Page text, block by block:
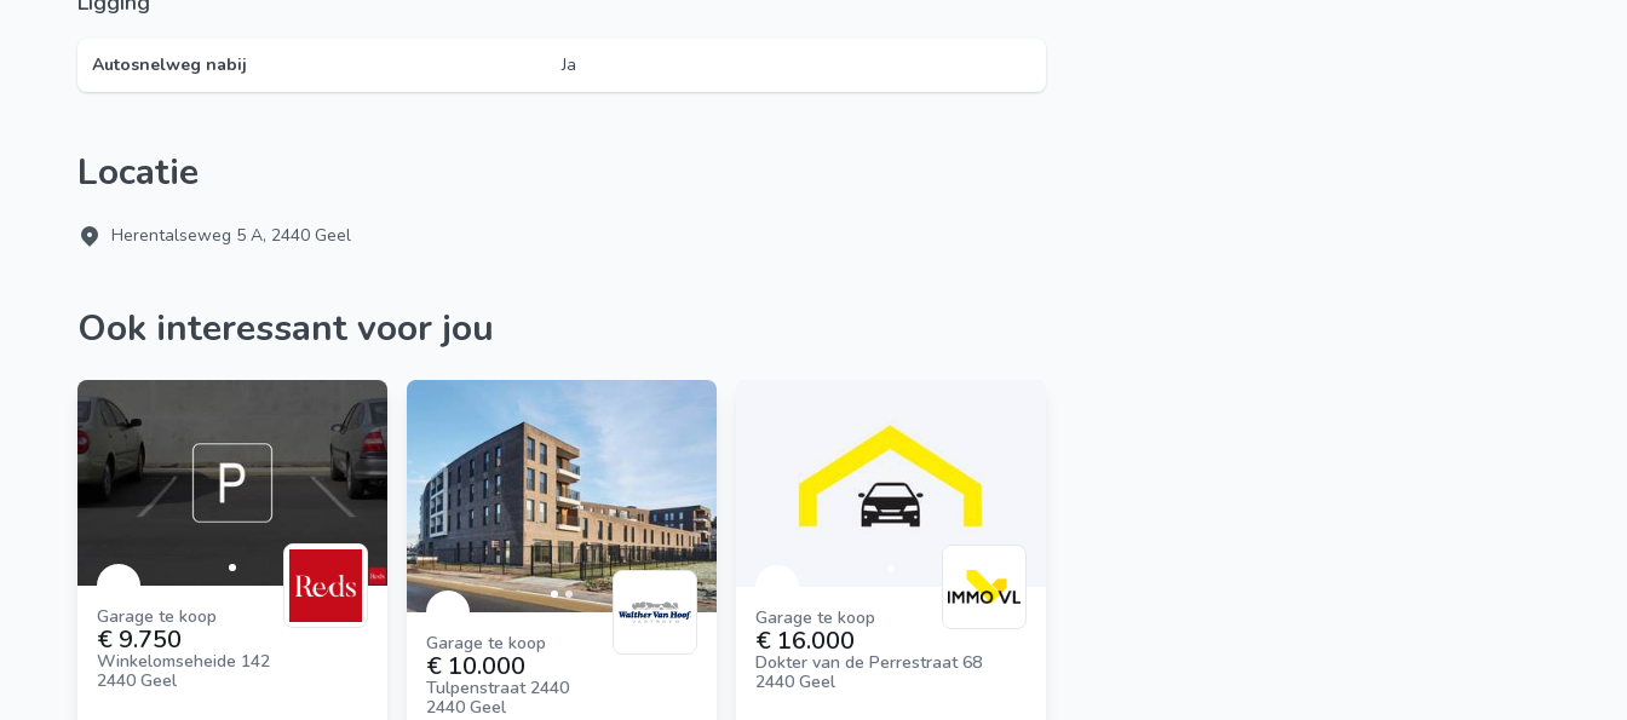
Autosnelweg nabij Ja
Locatie
Herentalseweg 5 A, 2440 Geel
Ook interessant voor jou
Garage te koop
€ 9.750
Winkelomseheide 142
2440 Geel
Garage te koop
€ 10.000
Tulpenstraat 2440
2440 Geel
Garage te koop
€ 16.000
Dokter van de Perrestraat 68
2440 Geel